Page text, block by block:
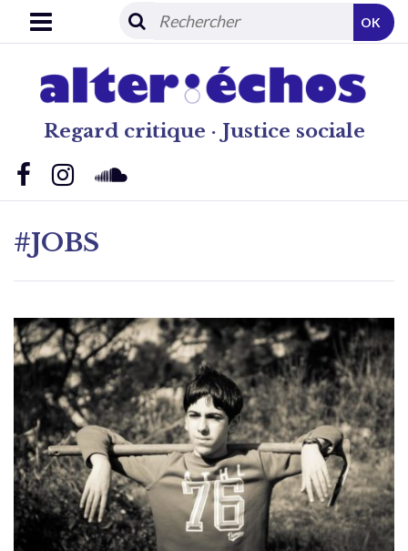
Regard critique · Justice sociale
OK
#JOBS